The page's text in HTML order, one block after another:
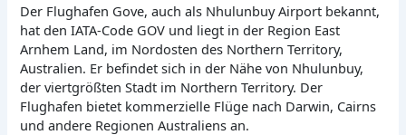
Der Flughafen Gove, auch als Nhulunbuy Airport bekannt,
hat den IATA-Code GOV und liegt in der Region East
Arnhem Land, im Nordosten des Northern Territory,
Australien. Er befindet sich in der Nähe von Nhulunbuy,
der viertgrößten Stadt im Northern Territory. Der
Flughafen bietet kommerzielle Flüge nach Darwin, Cairns
und andere Regionen Australiens an.